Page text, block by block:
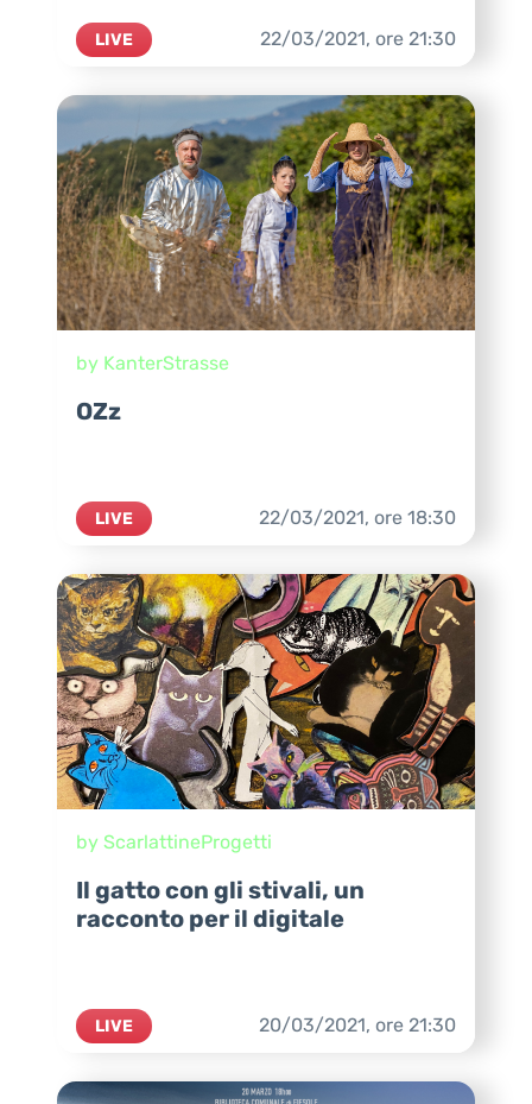
LIVE 22/03/2021, ore 21:30
by KanterStrasse
OZz
LIVE 22/03/2021, ore 18:30
by ScarlattineProgetti
Il gatto con gli stivali, un
racconto per il digitale
LIVE 20/03/2021, ore 21:30